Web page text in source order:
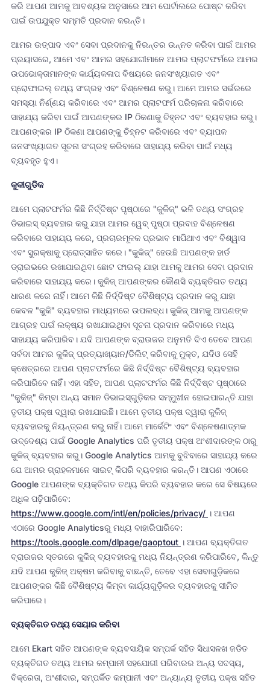
କରି ଆପଣ ଆମକୁ ଆବଶ୍ୟକ ଅନୁସାରେ ଆମ ପୋର୍ଟାଲରେ ପୋଷ୍ଟ କରିବା
ପାଇଁ ଉପଯୁକ୍ତ ସମ୍ମତି ପ୍ରଦାନ କରନ୍ତି।
ଆମର ଉତ୍ପାଦ ଏବଂ ସେବା ପ୍ରଦାନକୁ ନିରନ୍ତର ଉନ୍ନତ କରିବା ପାଇଁ ଆମର
ପ୍ରୟାସରେ, ଆମେ ଏବଂ ଆମର ସହଯୋଗୀମାନେ ଆମର ପ୍ଲାଟଫର୍ମରେ ଆମର
ଉପଭୋକ୍ତାମାନଙ୍କ କାର୍ଯ୍ୟକଳାପ ବିଷୟରେ ଜନସଂଖ୍ୟାଗତ ଏବଂ
ପ୍ରୋଫାଇଲ୍ ତଥ୍ୟ ସଂଗ୍ରହ ଏବଂ ବିଶ୍ଳେଷଣ କରୁ। ଆମେ ଆମର ସର୍ଭରରେ
ସମସ୍ୟା ନିର୍ଣ୍ଣୟ କରିବାରେ ଏବଂ ଆମର ପ୍ଲାଟଫର୍ମ ପରିଚାଳନା କରିବାରେ
ସାହାଯ୍ୟ କରିବା ପାଇଁ ଆପଣଙ୍କର IP ଠିକଣାକୁ ଚିହ୍ନଟ ଏବଂ ବ୍ୟବହାର କରୁ।
ଆପଣଙ୍କର IP ଠିକଣା ଆପଣଙ୍କୁ ଚିହ୍ନଟ କରିବାରେ ଏବଂ ବ୍ୟାପକ
ଜନସଂଖ୍ୟାଗତ ସୂଚନା ସଂଗ୍ରହ କରିବାରେ ସାହାଯ୍ୟ କରିବା ପାଇଁ ମଧ୍ୟ
ବ୍ୟବହୃତ ହୁଏ।
କୁକୀଗୁଡିକ
ଆମେ ପ୍ଲାଟଫର୍ମର କିଛି ନିର୍ଦ୍ଦିଷ୍ଟ ପୃଷ୍ଠାରେ "କୁକିଜ୍" ଭଳି ତଥ୍ୟ ସଂଗ୍ରହ
ଡିଭାଇସ୍ ବ୍ୟବହାର କରୁ ଯାହା ଆମର ୱେବ୍ ପୃଷ୍ଠା ପ୍ରବାହ ବିଶ୍ଳେଷଣ
କରିବାରେ ସାହାଯ୍ୟ କରେ, ପ୍ରଚାରମୂଳକ ପ୍ରଭାବ ମାପିଥାଏ ଏବଂ ବିଶ୍ୱାସ
ଏବଂ ସୁରକ୍ଷାକୁ ପ୍ରୋତ୍ସାହିତ କରେ। "କୁକିଜ୍" ହେଉଛି ଆପଣଙ୍କ ହାର୍ଡ
ଡ୍ରାଇଭରେ ରଖାଯାଇଥିବା ଛୋଟ ଫାଇଲ୍ ଯାହା ଆମକୁ ଆମର ସେବା ପ୍ରଦାନ
କରିବାରେ ସାହାଯ୍ୟ କରେ। କୁକିଜ୍ ଆପଣଙ୍କର କୌଣସି ବ୍ୟକ୍ତିଗତ ତଥ୍ୟ
ଧାରଣ କରେ ନାହିଁ। ଆମେ କିଛି ନିର୍ଦ୍ଦିଷ୍ଟ ବୈଶିଷ୍ଟ୍ୟ ପ୍ରଦାନ କରୁ ଯାହା
କେବଳ "କୁକି" ବ୍ୟବହାର ମାଧ୍ୟମରେ ଉପଲବ୍ଧ। କୁକିଜ୍ ଆମକୁ ଆପଣଙ୍କ
ଆଗ୍ରହ ପାଇଁ ଲକ୍ଷ୍ୟ ରଖାଯାଇଥିବା ସୂଚନା ପ୍ରଦାନ କରିବାରେ ମଧ୍ୟ
ସାହାଯ୍ୟ କରିପାରିବ। ଯଦି ଆପଣଙ୍କ ବ୍ରାଉଜର ଅନୁମତି ଦିଏ ତେବେ ଆପଣ
ସର୍ବଦା ଆମର କୁକିଜ୍ ପ୍ରତ୍ୟାଖ୍ୟାନ/ଡିଲିଟ୍ କରିବାକୁ ମୁକ୍ତ, ଯଦିଓ ସେହି
କ୍ଷେତ୍ରରେ ଆପଣ ପ୍ଲାଟଫର୍ମରେ କିଛି ନିର୍ଦ୍ଦିଷ୍ଟ ବୈଶିଷ୍ଟ୍ୟ ବ୍ୟବହାର
କରିପାରିବେ ନାହିଁ। ଏହା ସହିତ, ଆପଣ ପ୍ଲାଟଫର୍ମର କିଛି ନିର୍ଦ୍ଦିଷ୍ଟ ପୃଷ୍ଠାରେ
"କୁକିଜ୍" କିମ୍ବା ଅନ୍ୟ ସମାନ ଡିଭାଇସ୍‌ଗୁଡ଼ିକର ସମ୍ମୁଖୀନ ହୋଇପାରନ୍ତି ଯାହା
ତୃତୀୟ ପକ୍ଷ ଦ୍ୱାରା ରଖାଯାଇଛି। ଆମେ ତୃତୀୟ ପକ୍ଷ ଦ୍ୱାରା କୁକିଜ୍
ବ୍ୟବହାରକୁ ନିୟନ୍ତ୍ରଣ କରୁ ନାହିଁ। ଆମେ ମାର୍କେଟିଂ ଏବଂ ବିଶ୍ଳେଷଣାତ୍ମକ
ଉଦ୍ଦେଶ୍ୟ ପାଇଁ Google Analytics ପରି ତୃତୀୟ ପକ୍ଷ ଅଂଶୀଦାରଙ୍କ ଠାରୁ
କୁକିଜ୍ ବ୍ୟବହାର କରୁ। Google Analytics ଆମକୁ ବୁଝିବାରେ ସାହାଯ୍ୟ କରେ
ଯେ ଆମର ଗ୍ରାହକମାନେ ସାଇଟ୍ କିପରି ବ୍ୟବହାର କରନ୍ତି। ଆପଣ ଏଠାରେ
Google ଆପଣଙ୍କ ବ୍ୟକ୍ତିଗତ ତଥ୍ୟ କିପରି ବ୍ୟବହାର କରେ ସେ ବିଷୟରେ
ଅଧିକ ପଢ଼ିପାରିବେ:
https://www.google.com/intl/en/policies/privacy/ । ଆପଣ
ଏଠାରେ Google Analyticsରୁ ମଧ୍ୟ ବାହାରିପାରିବେ:
https://tools.google.com/dlpage/gaoptout । ଆପଣ ବ୍ୟକ୍ତିଗତ
ବ୍ରାଉଜର ସ୍ତରରେ କୁକିଜ୍ ବ୍ୟବହାରକୁ ମଧ୍ୟ ନିୟନ୍ତ୍ରଣ କରିପାରିବେ, କିନ୍ତୁ
ଯଦି ଆପଣ କୁକିଜ୍ ଅକ୍ଷମ କରିବାକୁ ବାଛନ୍ତି, ତେବେ ଏହା ସେବାଗୁଡ଼ିକରେ
ଆପଣଙ୍କର କିଛି ବୈଶିଷ୍ଟ୍ୟ କିମ୍ବା କାର୍ଯ୍ୟଗୁଡ଼ିକର ବ୍ୟବହାରକୁ ସୀମିତ
କରିପାରେ।
ବ୍ୟକ୍ତିଗତ ତଥ୍ୟ ସେୟାର କରିବା
ଆମେ Ekart ସହିତ ଆପଣଙ୍କ ବ୍ୟବସାୟିକ ସମ୍ପର୍କ ସହିତ ସିଧାସଳଖ ଜଡିତ
ବ୍ୟକ୍ତିଗତ ତଥ୍ୟ ଆମର କମ୍ପାନୀ ସହଯୋଗୀ ପରିବାରର ଅନ୍ୟ ସଦସ୍ୟ,
ବିକ୍ରେତା, ଅଂଶୀଦାର, ସମ୍ପର୍କିତ କମ୍ପାନୀ ଏବଂ ଅନ୍ୟାନ୍ୟ ତୃତୀୟ ପକ୍ଷ ସହିତ